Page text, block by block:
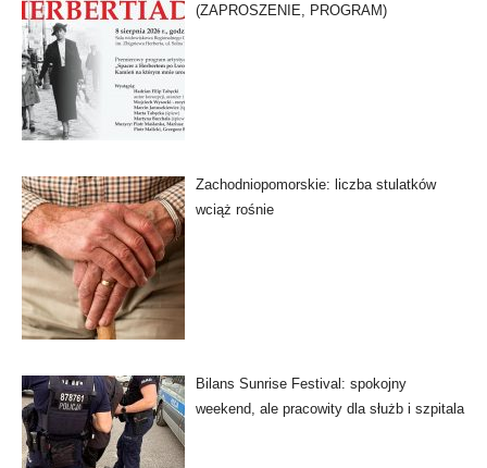
(ZAPROSZENIE, PROGRAM)
Zachodniopomorskie: liczba stulatków
wciąż rośnie
Bilans Sunrise Festival: spokojny
weekend, ale pracowity dla służb i szpitala